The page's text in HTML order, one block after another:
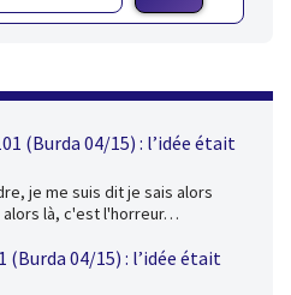
(Burda 04/15) : l’idée était
je me suis dit je sais alors
alors là, c'est l'horreur…
(Burda 04/15) : l’idée était